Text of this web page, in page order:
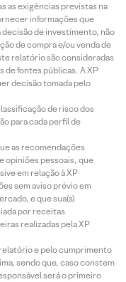
as exigências previstas na
informações que
de investimento, não
de compra e/ou venda de
relatório são consideradas
de fontes públicas. A XP
decisão tomada pelo
de risco dos
para cada perfil de
as recomendações
opiniões pessoais, que
em relação à XP
sem aviso prévio em
e que sua(s)
por receitas
realizadas pela XP
e pelo cumprimento
sendo que, caso constem
será o primeiro